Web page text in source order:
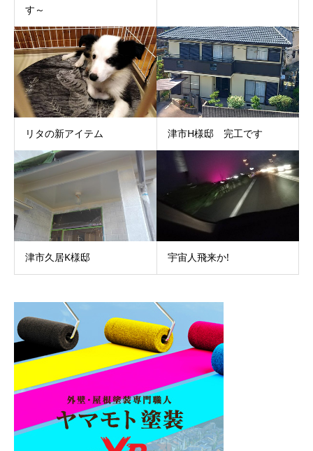
す～
リタの新アイテム 津市H様邸 完工です
津市久居K様邸 宇宙人飛来か!